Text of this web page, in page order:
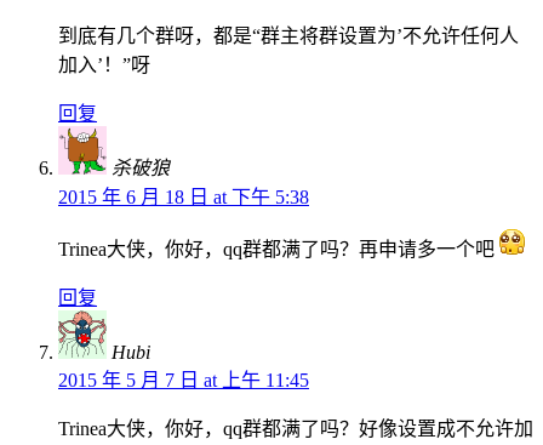
到底有几个群呀，都是“群主将群设置为’不允许任何人
加入’！”呀
回复
杀破狼
2015 年 6 月 18 日 at 下午 5:38
Trinea大侠，你好，qq群都满了吗？再申请多一个吧
回复
Hubi
2015 年 5 月 7 日 at 上午 11:45
Trinea大侠，你好，qq群都满了吗？好像设置成不允许加